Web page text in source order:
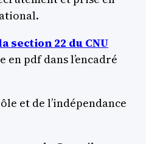
section 22 du CNU
pdf dans l’encadré
et de l’indépendance